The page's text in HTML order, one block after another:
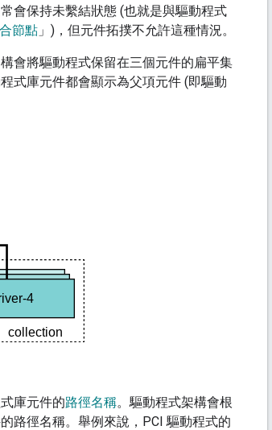
會保持未繫結狀態 (也就是與驅動程式
節點 」)，但元件拓撲不允許這種情況。
會將驅動程式保留在三個元件的扁平集
式庫元件都會顯示為父項元件 (即驅動
庫元件的路徑名稱。驅動程式架構會根
路徑名稱。舉例來說，PCI 驅動程式的